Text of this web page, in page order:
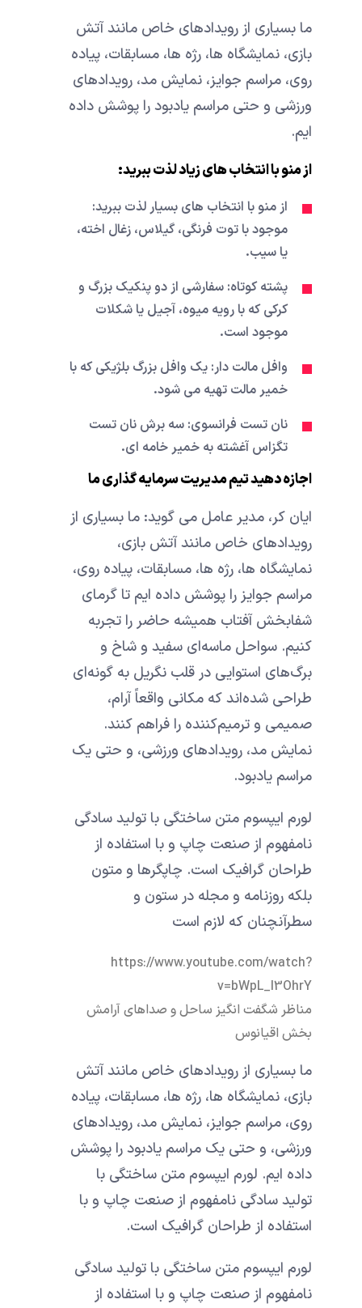
ما بسیاری از رویدادهای خاص مانند آتش
بازی، نمایشگاه ها، رژه ها، مسابقات، پیاده
روی، مراسم جوایز، نمایش مد، رویدادهای
ورزشی و حتی مراسم یادبود را پوشش داده
ایم.
از منو با انتخاب های زیاد لذت ببرید:
از منو با انتخاب های بسیار لذت ببرید:
موجود با توت فرنگی، گیلاس، زغال اخته،
یا سیب.
پشته کوتاه: سفارشی از دو پنکیک بزرگ و
کرکی که با رویه میوه، آجیل یا شکلات
موجود است.
وافل مالت دار: یک وافل بزرگ بلژیکی که با
خمیر مالت تهیه می شود.
نان تست فرانسوی: سه برش نان تست
تگزاس آغشته به خمیر خامه ای.
اجازه دهید تیم مدیریت سرمایه گذاری ما
ایان کر، مدیر عامل می گوید: ما بسیاری از
رویدادهای خاص مانند آتش بازی،
نمایشگاه ها، رژه ها، مسابقات، پیاده روی،
مراسم جوایز را پوشش داده ایم تا گرمای
شفابخش آفتاب همیشه حاضر را تجربه
کنیم. سواحل ماسه‌ای سفید و شاخ و
برگ‌های استوایی در قلب نگریل به گونه‌ای
طراحی شده‌اند که مکانی واقعاً آرام،
صمیمی و ترمیم‌کننده را فراهم کنند.
نمایش مد، رویدادهای ورزشی، و حتی یک
مراسم یادبود.
لورم ایپسوم متن ساختگی با تولید سادگی
نامفهوم از صنعت چاپ و با استفاده از
طراحان گرافیک است. چاپگرها و متون
بلکه روزنامه و مجله در ستون و
سطرآنچنان که لازم است
https://www.youtube.com/watch?
v=bWpL_l3OhrY
مناظر شگفت انگیز ساحل و صداهای آرامش
بخش اقیانوس
ما بسیاری از رویدادهای خاص مانند آتش
بازی، نمایشگاه ها، رژه ها، مسابقات، پیاده
روی، مراسم جوایز، نمایش مد، رویدادهای
ورزشی، و حتی یک مراسم یادبود را پوشش
داده ایم. لورم ایپسوم متن ساختگی با
تولید سادگی نامفهوم از صنعت چاپ و با
استفاده از طراحان گرافیک است.
لورم ایپسوم متن ساختگی با تولید سادگی
نامفهوم از صنعت چاپ و با استفاده از